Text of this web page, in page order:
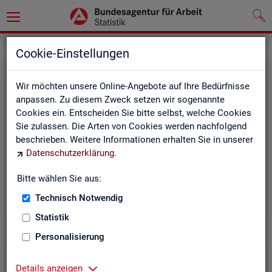
Cookie-Einstellungen
Wir möchten unsere Online-Angebote auf Ihre Bedürfnisse
anpassen. Zu diesem Zweck setzen wir sogenannte
Cookies ein. Entscheiden Sie bitte selbst, welche Cookies
Sie zulassen. Die Arten von Cookies werden nachfolgend
beschrieben. Weitere Informationen erhalten Sie in unserer
Datenschutzerklärung.
Bitte wählen Sie aus:
Technisch Notwendig
Statistik
Personalisierung
Details anzeigen
Ge­set­ze und Ver­ord­nun­gen
Die Gesetze und Verordnungen, die der Arbeit der
Statistik der BA zugrunde liegen, finden Sie hier.